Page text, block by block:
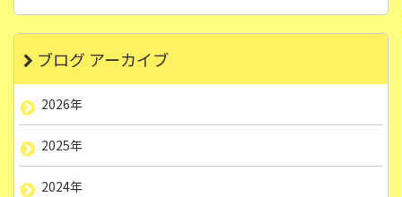
ブログ アーカイブ
2026年
2025年
2024年